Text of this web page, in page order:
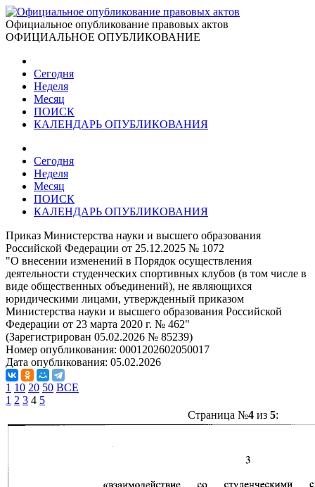
Официальное опубликование правовых актов
ОФИЦИАЛЬНОЕ ОПУБЛИКОВАНИЕ
Сегодня
Неделя
Месяц
ПОИСК
КАЛЕНДАРЬ ОПУБЛИКОВАНИЯ
Сегодня
Неделя
Месяц
ПОИСК
КАЛЕНДАРЬ ОПУБЛИКОВАНИЯ
Приказ Министерства науки и высшего образования
Российской Федерации от 25.12.2025 № 1072
"О внесении изменений в Порядок осуществления
деятельности студенческих спортивных клубов (в том числе в
виде общественных объединений), не являющихся
юридическими лицами, утвержденный приказом
Министерства науки и высшего образования Российской
Федерации от 23 марта 2020 г. № 462"
(Зарегистрирован 05.02.2026 № 85239)
Номер опубликования: 0001202602050017
Дата опубликования: 05.02.2026
1 10 20 50 ВСЕ
1 2 3 4 5
Страница №4из 5: